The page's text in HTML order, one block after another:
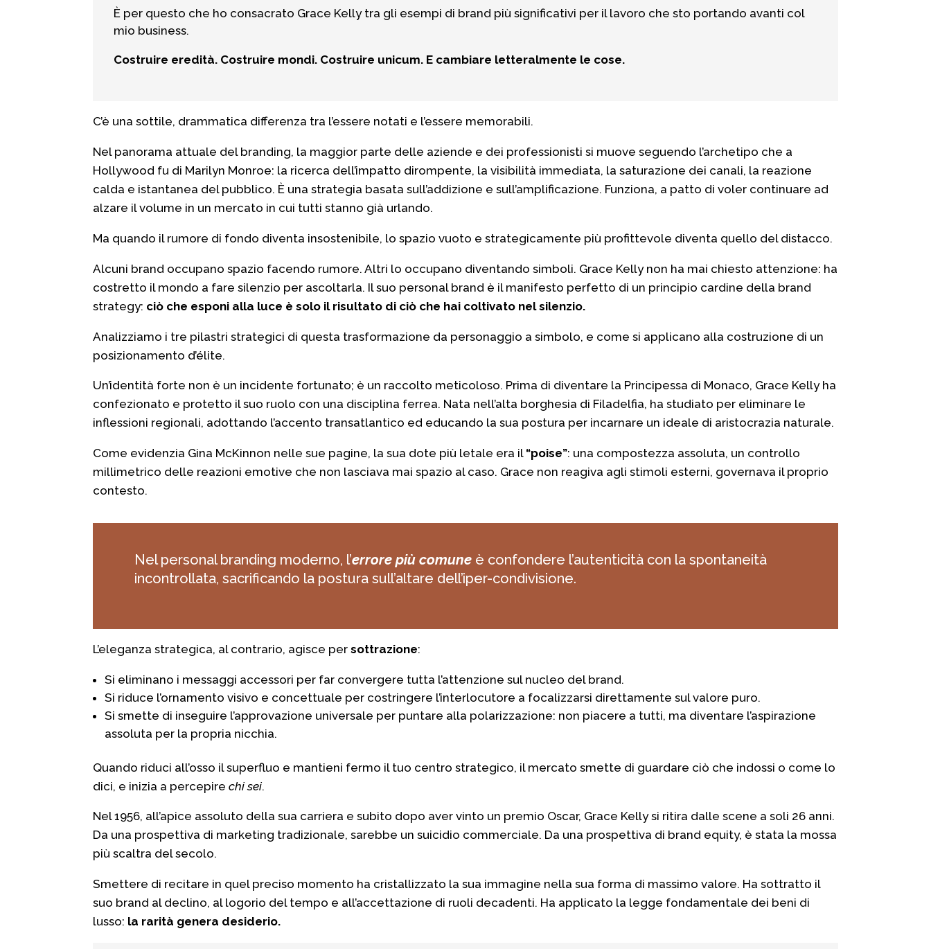
È per questo che ho consacrato Grace Kelly tra gli esempi di brand più significativi per il lavoro che sto portando avanti col
mio business.
Costruire eredità. Costruire mondi. Costruire unicum. E cambiare letteralmente le cose.
C’è una sottile, drammatica differenza tra l’essere notati e l’essere memorabili.
Nel panorama attuale del branding, la maggior parte delle aziende e dei professionisti si muove seguendo l’archetipo che a
Hollywood fu di Marilyn Monroe: la ricerca dell’impatto dirompente, la visibilità immediata, la saturazione dei canali, la reazione
calda e istantanea del pubblico. È una strategia basata sull’addizione e sull’amplificazione. Funziona, a patto di voler continuare ad
alzare il volume in un mercato in cui tutti stanno già urlando.
Ma quando il rumore di fondo diventa insostenibile, lo spazio vuoto e strategicamente più profittevole diventa quello del distacco.
Alcuni brand occupano spazio facendo rumore. Altri lo occupano diventando simboli. Grace Kelly non ha mai chiesto attenzione: ha
costretto il mondo a fare silenzio per ascoltarla. Il suo personal brand è il manifesto perfetto di un principio cardine della brand
strategy: ciò che esponi alla luce è solo il risultato di ciò che hai coltivato nel silenzio.
Analizziamo i tre pilastri strategici di questa trasformazione da personaggio a simbolo, e come si applicano alla costruzione di un
posizionamento d’élite.
Un’identità forte non è un incidente fortunato; è un raccolto meticoloso. Prima di diventare la Principessa di Monaco, Grace Kelly ha
confezionato e protetto il suo ruolo con una disciplina ferrea. Nata nell’alta borghesia di Filadelfia, ha studiato per eliminare le
inflessioni regionali, adottando l’accento transatlantico ed educando la sua postura per incarnare un ideale di aristocrazia naturale.
Come evidenzia Gina McKinnon nelle sue pagine, la sua dote più letale era il “poise”: una compostezza assoluta, un controllo
millimetrico delle reazioni emotive che non lasciava mai spazio al caso. Grace non reagiva agli stimoli esterni, governava il proprio
contesto.
Nel personal branding moderno, l’errore più comune è confondere l’autenticità con la spontaneità
incontrollata, sacrificando la postura sull’altare dell’iper-condivisione.
L’eleganza strategica, al contrario, agisce persottrazione:
Si eliminano i messaggi accessori per far convergere tutta l’attenzione sul nucleo del brand.
Si riduce l’ornamento visivo e concettuale per costringere l’interlocutore a focalizzarsi direttamente sul valore puro.
Si smette di inseguire l’approvazione universale per puntare alla polarizzazione: non piacere a tutti, ma diventare l’aspirazione
assoluta per la propria nicchia.
Quando riduci all’osso il superfluo e mantieni fermo il tuo centro strategico, il mercato smette di guardare ciò che indossi o come lo
dici, e inizia a percepirechi sei.
Nel 1956, all’apice assoluto della sua carriera e subito dopo aver vinto un premio Oscar, Grace Kelly si ritira dalle scene a soli 26 anni.
Da una prospettiva di marketing tradizionale, sarebbe un suicidio commerciale. Da una prospettiva di brand equity, è stata la mossa
più scaltra del secolo.
Smettere di recitare in quel preciso momento ha cristallizzato la sua immagine nella sua forma di massimo valore. Ha sottratto il
suo brand al declino, al logorio del tempo e all’accettazione di ruoli decadenti. Ha applicato la legge fondamentale dei beni di
lusso: la rarità genera desiderio.